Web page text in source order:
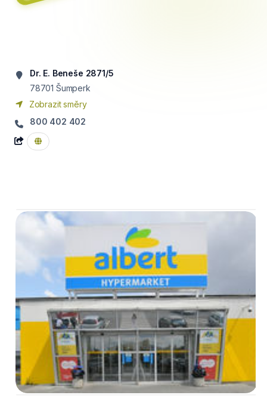
Dr. E. Beneše 2871/5
78701 Šumperk
Zobrazit směry
800 402 402